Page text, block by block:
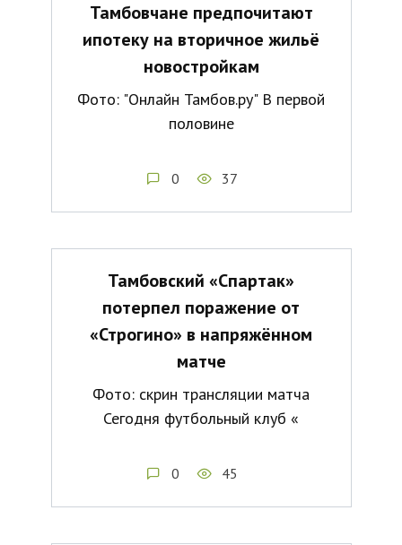
Тамбовчане предпочитают
ипотеку на вторичное жильё
новостройкам
Фото: "Онлайн Тамбов.ру" В первой
половине
0 37
Тамбовский «Спартак»
потерпел поражение от
«Строгино» в напряжённом
матче
Фото: скрин трансляции матча
Сегодня футбольный клуб «
0 45